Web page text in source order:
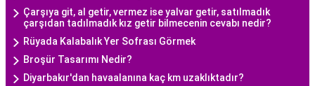
Çarşıya git, al getir, vermez ise yalvar getir, satılmadık
çarşıdan tadılmadık kız getir bilmecenin cevabı nedir?
Rüyada Kalabalık Yer Sofrası Görmek
Broşür Tasarımı Nedir?
Diyarbakır'dan havaalanına kaç km uzaklıktadır?